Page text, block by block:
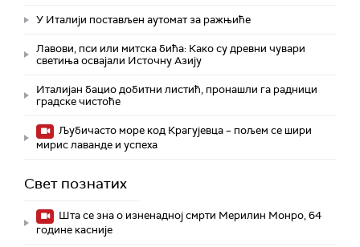
У Италији постављен аутомат за ражњиће
Лавови, пси или митска бића: Како су древни чувари
светиња освајали Источну Азију
Италијан бацио добитни листић, пронашли га радници
градске чистоће
Љубичасто море код Крагујевца – пољем се шири
мирис лаванде и успеха
Свет познатих
Шта се зна о изненадној смрти Мерилин Монро, 64
године касније